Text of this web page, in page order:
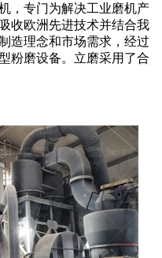
，专门为解决工业磨机产
收欧洲先进技术并结合我
造理念和市场需求，经过
粉磨设备。立磨采用了合